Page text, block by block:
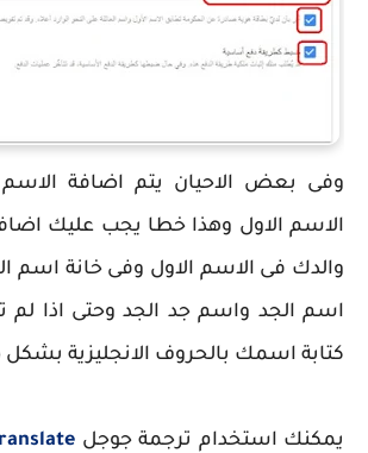
وفى بعض الاحيان يتم اضافة
الاسم الاول وهذا خطا يجب عليك
والدك فى الاسم الاول وفى خانة اسم
اسم الجد واسم جد الجد وحتى اذا لم
كتابة اسمك بالحروف الانجليزية
يمكنك استخدام ترجمة جوجل